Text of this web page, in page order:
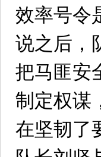
效率号令
说之后，
把马匪安
制定权谋
在坚韧了